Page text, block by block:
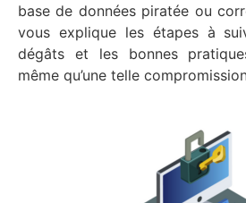
base de données piratée ou
vous explique les étapes à
dégâts et les bonnes
même qu’une telle